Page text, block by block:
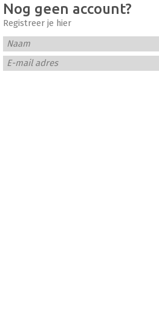
Nog geen account?
Registreer je hier
Naam
E-mail adres